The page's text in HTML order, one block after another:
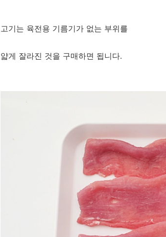
고기는 육전용 기름기가 없는 부위를
얇게 잘라진 것을 구매하면 됩니다.